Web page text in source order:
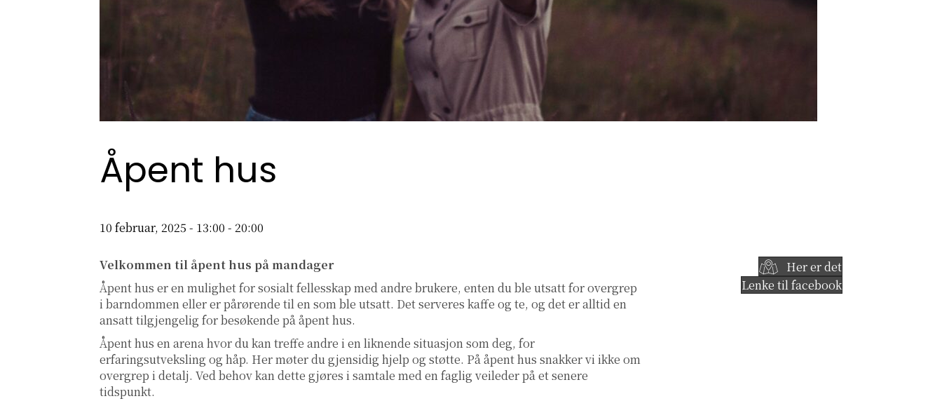
Åpent hus
10 februar, 2025 - 13:00 - 20:00
Velkommen til åpent hus på mandager
Åpent hus er en mulighet for sosialt fellesskap med andre brukere, enten du ble utsatt for overgrep
i barndommen eller er pårørende til en som ble utsatt. Det serveres kaffe og te, og det er alltid en
ansatt tilgjengelig for besøkende på åpent hus.
Åpent hus en arena hvor du kan treffe andre i en liknende situasjon som deg, for
erfaringsutveksling og håp. Her møter du gjensidig hjelp og støtte. På åpent hus snakker vi ikke om
overgrep i detalj. Ved behov kan dette gjøres i samtale med en faglig veileder på et senere
tidspunkt.
Her er det
Lenke til facebook